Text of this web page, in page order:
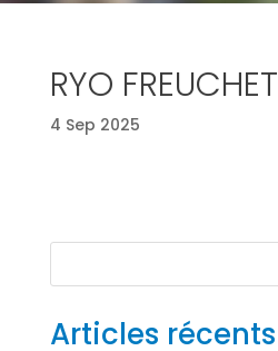
RYO FREUCHET
4 Sep 2025
Articles récents